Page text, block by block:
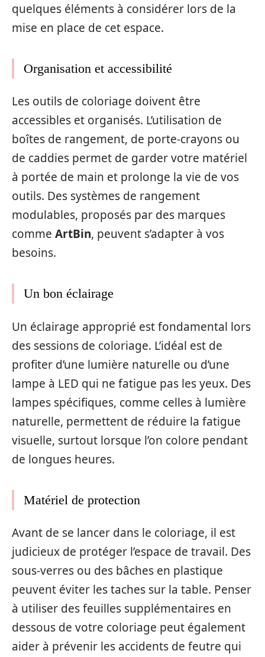
quelques éléments à considérer lors de la
mise en place de cet espace.
Organisation et accessibilité
Les outils de coloriage doivent être
accessibles et organisés. L’utilisation de
boîtes de rangement, de porte-crayons ou
de caddies permet de garder votre matériel
à portée de main et prolonge la vie de vos
outils. Des systèmes de rangement
modulables, proposés par des marques
comme ArtBin, peuvent s’adapter à vos
besoins.
Un bon éclairage
Un éclairage approprié est fondamental lors
des sessions de coloriage. L’idéal est de
profiter d’une lumière naturelle ou d’une
lampe à LED qui ne fatigue pas les yeux. Des
lampes spécifiques, comme celles à lumière
naturelle, permettent de réduire la fatigue
visuelle, surtout lorsque l’on colore pendant
de longues heures.
Matériel de protection
Avant de se lancer dans le coloriage, il est
judicieux de protéger l’espace de travail. Des
sous-verres ou des bâches en plastique
peuvent éviter les taches sur la table. Penser
à utiliser des feuilles supplémentaires en
dessous de votre coloriage peut également
aider à prévenir les accidents de feutre qui